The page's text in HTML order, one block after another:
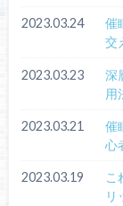
2023.03.24
催
交
2023.03.23
深
用
2023.03.21
催
心
2023.03.19
こ
リ